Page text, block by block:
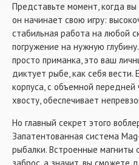
условий. Идеально
хищных рыб, таких как:
голавль, язь, сом.
Характеристики:
- Цвет: 100M
- Размер: 65 мм
- Вес: 13,3 гр
- Тип: крэнк (crank)
Представьте момент, когда
он начинает свою игру:
стабильная работа на любой
погружение на нужную
просто приманка, это ваш
диктует рыбе, как себя вести.
корпуса, с объемной
хвосту, обеспечивает
Но главный секрет этого
Запатентованная система
рыбалки. Встроенные магниты